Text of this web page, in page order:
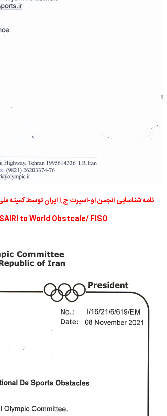
نامه شناسایی انجمن او-اسپرت ج.ا ایران توسط کمیته
to World Obstcale/ FISO